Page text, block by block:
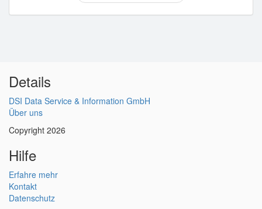
Details
DSI Data Service & Information GmbH
Über uns
Copyright 2026
Hilfe
Erfahre mehr
Kontakt
Datenschutz